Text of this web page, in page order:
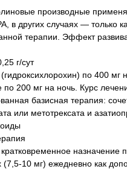
производные
в других случаях — только
терапии. Эффект
г/сут
по 400 мг
по 200 мг на ночь. Курс
базисная терапия:
или метотрексата и
назначение
(7,5-10 мг) ежедневно как